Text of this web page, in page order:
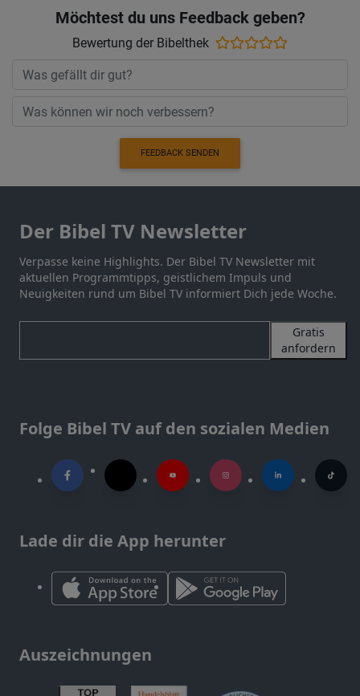
Möchtest du uns Feedback geben?
Bewertung der Bibelthek
FEEDBACK SENDEN
Der Bibel TV Newsletter
Verpasse keine Highlights. Der Bibel TV Newsletter mit
aktuellen Programmtipps, geistlichem Impuls und
Neuigkeiten rund um Bibel TV informiert Dich jede Woche.
Gratis
anfordern
Folge Bibel TV auf den sozialen Medien
Lade dir die App herunter
Auszeichnungen